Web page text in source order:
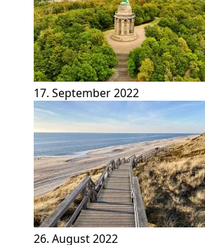
17. September 2022
26. August 2022